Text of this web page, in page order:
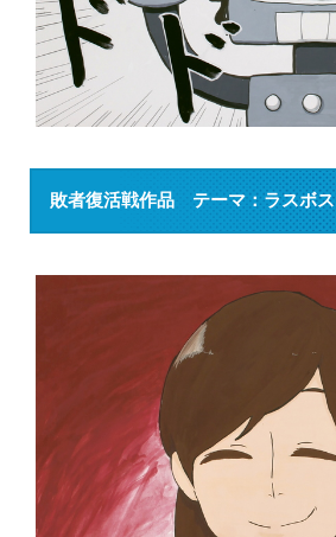
敗者復活戦作品 テーマ：ラスボス